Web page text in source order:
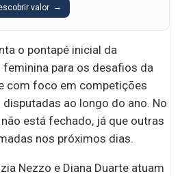
valor
o pontapé inicial da
feminina para os desafios da
com foco em competições
ao longo do ano. No
está fechado, já que outras
nos próximos dias.
Nezzo e Diana Duarte atuam